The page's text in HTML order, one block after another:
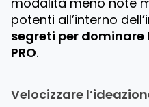
potenti all’interno
segreti per
PRO.
Velocizzare